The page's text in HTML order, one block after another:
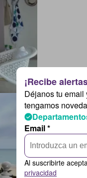
Déjanos tu email
tengamos
Email *
Al suscribirte
privacidad